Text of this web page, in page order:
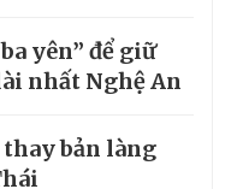
yên” để giữ
nhất Nghệ An
bản làng